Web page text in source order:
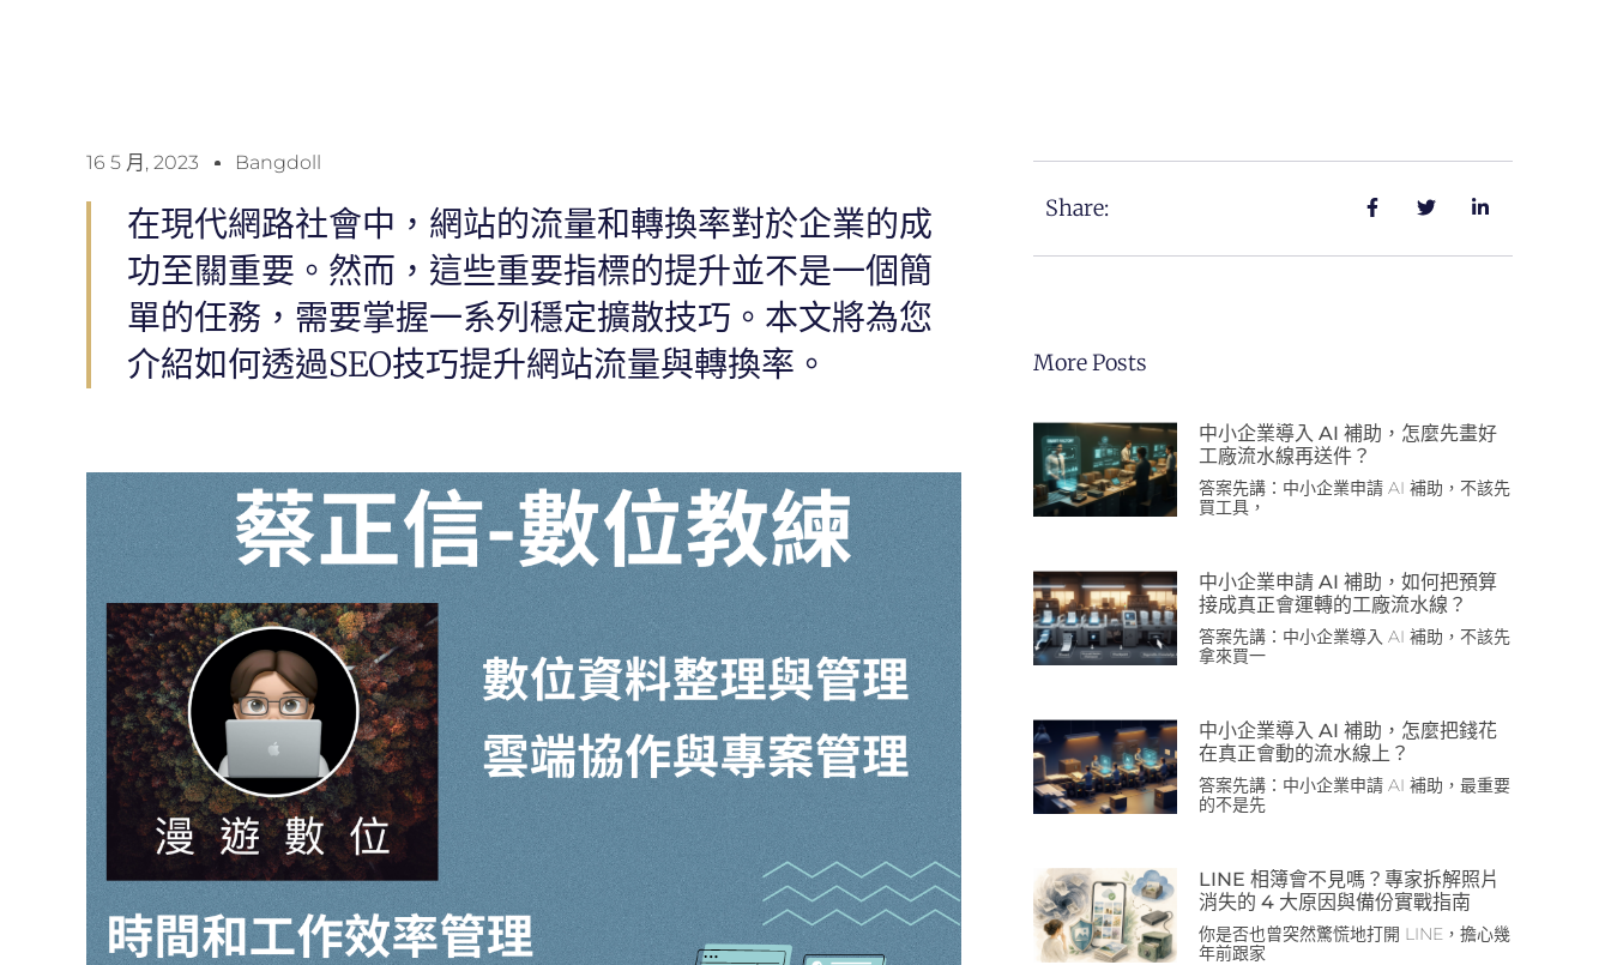
16 5 月, 2023 Bangdoll
在現代網路社會中，網站的流量和轉換率對於企業的成
功至關重要。然而，這些重要指標的提升並不是一個簡
單的任務，需要掌握一系列穩定擴散技巧。本文將為您
介紹如何透過SEO技巧提升網站流量與轉換率。
Share:
More Posts
中小企業導入 AI 補助，怎麼先畫好
工廠流水線再送件？
答案先講：中小企業申請 AI 補助，不該先
買工具，
中小企業申請 AI 補助，如何把預算
接成真正會運轉的工廠流水線？
答案先講：中小企業導入 AI 補助，不該先
拿來買一
中小企業導入 AI 補助，怎麼把錢花
在真正會動的流水線上？
答案先講：中小企業申請 AI 補助，最重要
的不是先
LINE 相簿會不見嗎？專家拆解照片
消失的 4 大原因與備份實戰指南
你是否也曾突然驚慌地打開 LINE，擔心幾
年前跟家